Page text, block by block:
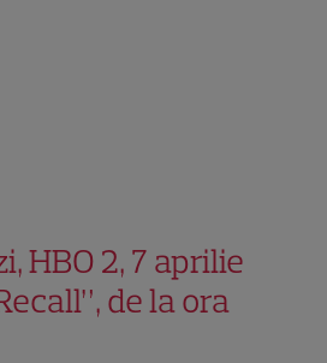
HBO 2, 7 aprilie
de la ora